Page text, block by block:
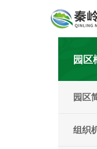
园区
园区
组织